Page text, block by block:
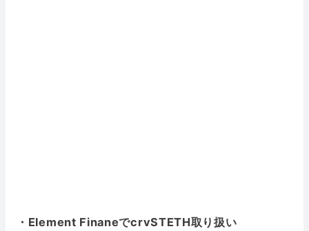
・Element FinaneでcrvSTETH取り扱い